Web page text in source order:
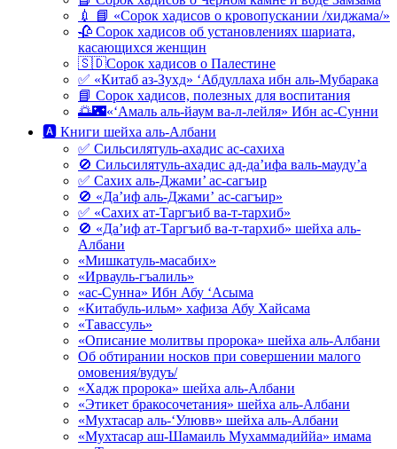
💉 📘 «Сорок хадисов о кровопускании /хиджама/»
🥀 Сорок хадисов об установлениях шариата,
касающихся женщин
🇸🇩Сорок хадисов о Палестине
✅ «Китаб аз-Зухд» ‘Абдуллаха ибн аль-Мубарака
📘 Сорок хадисов, полезных для воспитания
🌅🌃«‘Амаль аль-йаум ва-л-лейля» Ибн ас-Сунни
🅰 Книги шейха аль-Албани
✅ Сильсилятуль-ахадис ас-сахиха
🚫 Сильсилятуль-ахадис ад-да’ифа валь-мауду’а
✅ Сахих аль-Джами’ ас-сагъир
🚫 «Да’иф аль-Джами’ ас-сагъир»
✅ «Сахих ат-Таргъиб ва-т-тархиб»
🚫 «Да’иф ат-Таргъиб ва-т-тархиб» шейха аль-
Албани
«Мишкатуль-масабих»
«Ирвауль-гъалиль»
«ас-Сунна» Ибн Абу ‘Асыма
«Китабуль-ильм» хафиза Абу Хайсама
«Тавассуль»
«Описание молитвы пророка» шейха аль-Албани
Об обтирании носков при совершении малого
омовения/вудуъ/
«Хадж пророка» шейха аль-Албани
«Этикет бракосочетания» шейха аль-Албани
«Мухтасар аль-‘Улювв» шейха аль-Албани
«Мухтасар аш-Шамаиль Мухаммадиййа» имама